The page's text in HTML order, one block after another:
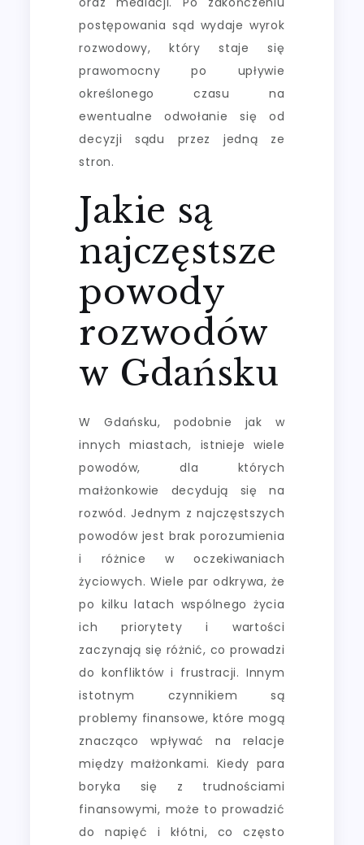
postępowania sąd wydaje wyrok
rozwodowy, który staje się
prawomocny po upływie
określonego czasu na
ewentualne odwołanie się od
decyzji sądu przez jedną ze
stron.
Jakie są
najczęstsze
powody
rozwodów
w Gdańsku
W Gdańsku, podobnie jak w
innych miastach, istnieje wiele
powodów, dla których
małżonkowie decydują się na
rozwód. Jednym z najczęstszych
powodów jest brak porozumienia
i różnice w oczekiwaniach
życiowych. Wiele par odkrywa, że
po kilku latach wspólnego życia
ich priorytety i wartości
zaczynają się różnić, co prowadzi
do konfliktów i frustracji. Innym
istotnym czynnikiem są
problemy finansowe, które mogą
znacząco wpływać na relacje
między małżonkami. Kiedy para
boryka się z trudnościami
finansowymi, może to prowadzić
do napięć i kłótni, co często